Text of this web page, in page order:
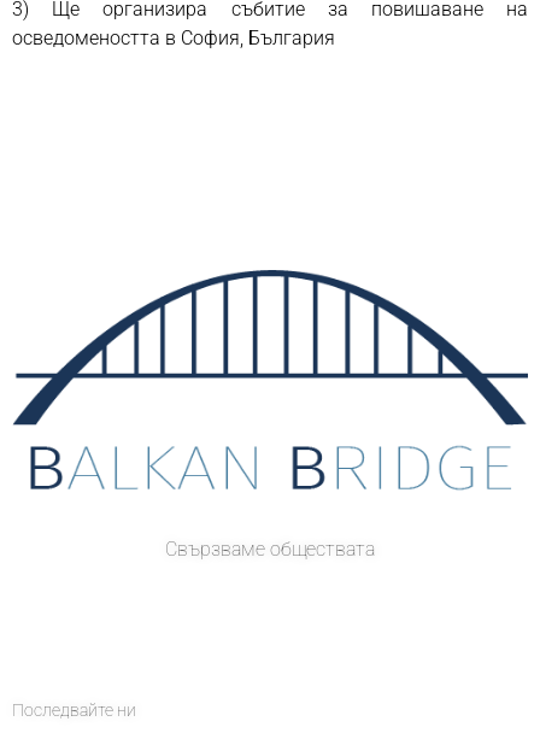
3) Ще организира събитие за повишаване на
осведомеността в София, България
Свързваме обществата
Последвайте ни